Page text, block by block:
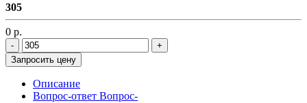
305
0 р.
Запросить цену
Описание
Вопрос-ответ Вопрос-